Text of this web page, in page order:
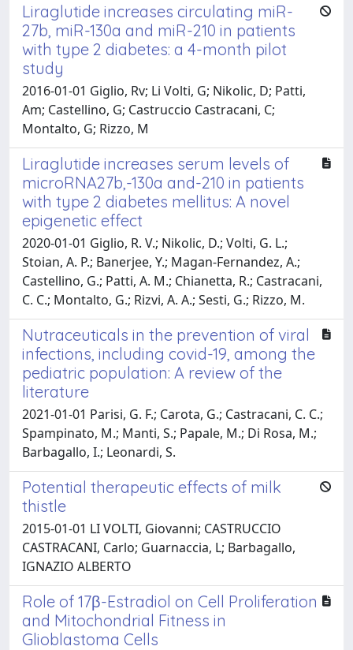
Liraglutide increases circulating miR-
27b, miR-130a and miR-210 in patients
with type 2 diabetes: a 4-month pilot
study
2016-01-01 Giglio, Rv; Li Volti, G; Nikolic, D; Patti,
Am; Castellino, G; Castruccio Castracani, C;
Montalto, G; Rizzo, M
Liraglutide increases serum levels of
microRNA27b,-130a and-210 in patients
with type 2 diabetes mellitus: A novel
epigenetic effect
2020-01-01 Giglio, R. V.; Nikolic, D.; Volti, G. L.;
Stoian, A. P.; Banerjee, Y.; Magan-Fernandez, A.;
Castellino, G.; Patti, A. M.; Chianetta, R.; Castracani,
C. C.; Montalto, G.; Rizvi, A. A.; Sesti, G.; Rizzo, M.
Nutraceuticals in the prevention of viral
infections, including covid-19, among the
pediatric population: A review of the
literature
2021-01-01 Parisi, G. F.; Carota, G.; Castracani, C. C.;
Spampinato, M.; Manti, S.; Papale, M.; Di Rosa, M.;
Barbagallo, I.; Leonardi, S.
Potential therapeutic effects of milk
thistle
2015-01-01 LI VOLTI, Giovanni; CASTRUCCIO
CASTRACANI, Carlo; Guarnaccia, L; Barbagallo,
IGNAZIO ALBERTO
Role of 17β-Estradiol on Cell Proliferation
and Mitochondrial Fitness in
Glioblastoma Cells